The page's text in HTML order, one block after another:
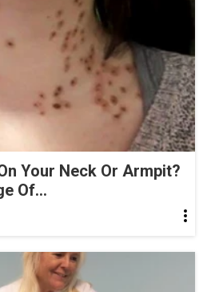
Your Neck Or Armpit?
Of...